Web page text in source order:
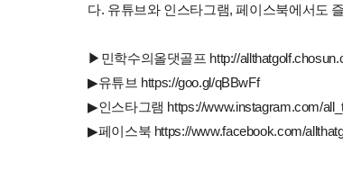
다. 유튜브와 인스타그램, 페이스북에서도
▶민학수의올댓골프 http://
▶유튜브 https://goo.gl/qBBwFf
▶인스타그램 https://www.instagram.com/
▶페이스북 https://www.facebook.com/